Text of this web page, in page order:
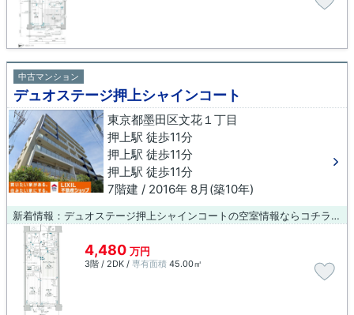
中古マンション
デュオステージ押上シャインコート
東京都墨田区文花１丁目
押上駅 徒歩11分
押上駅 徒歩11分
押上駅 徒歩11分
7階建 / 2016年 8月(築10年)
新着情報：デュオステージ押上シャインコートの空室情報ならコチラ。徒歩6分の場所に墨田区立押上小学校があります。木の温もりも感じることのできる、平成28年8月築の物件となります。エレベーター付きの物件なので、重い荷物を運ぶ時に便利です。墨田区で不動産情報をお求めなら、地域に密着したダンデライオン 王子店にお任せ下さい。ご希望条件に適した不動産情報をご紹介します。0120-485-494にご連絡下さい。
4,480 万円
3階 / 2DK / 専有面積 45.00㎡